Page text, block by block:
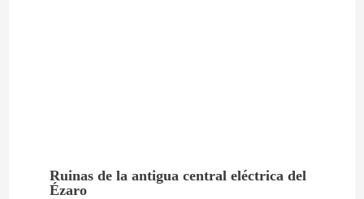
Ruinas de la antigua central eléctrica del
Ézaro